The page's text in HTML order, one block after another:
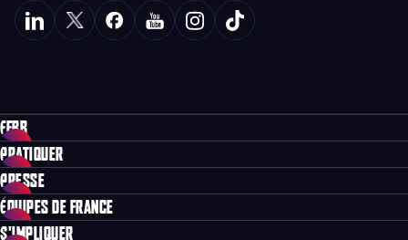
FFBB
PRATIQUER
PRESSE
ÉQUIPES DE FRANCE
S'IMPLIQUER